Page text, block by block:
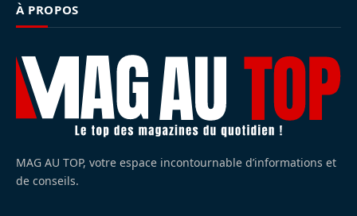
À PROPOS
MAG AU TOP, votre espace incontournable d’informations et
de conseils.